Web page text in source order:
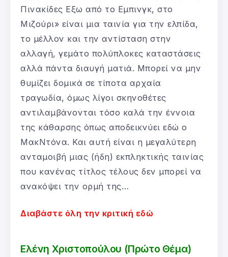
Πινακίδες Εξω από το Εμπινγκ, στο
Μιζούρι» είναι μια ταινία για την ελπίδα,
το μέλλον και την αντίσταση στην
αλλαγή, γεμάτο πολύπλοκες καταστάσεις
αλλά πάντα διαυγή ματιά. Μπορεί να μην
θυμίζει δομικά σε τίποτα αρχαία
τραγωδία, όμως λίγοι σκηνοθέτες
αντιλαμβάνονται τόσο καλά την έννοια
της κάθαρσης όπως αποδεικνύει εδώ ο
ΜακΝτόνα. Και αυτή είναι η μεγαλύτερη
ανταμοιβή μιας (ήδη) εκπληκτικής ταινίας
που κανένας τίτλος τέλους δεν μπορεί να
ανακόψει την ορμή της…
Διαβάστε όλη την κριτική εδώ
Ελένη Χριστοπούλου (Πρώτο Θέμα)